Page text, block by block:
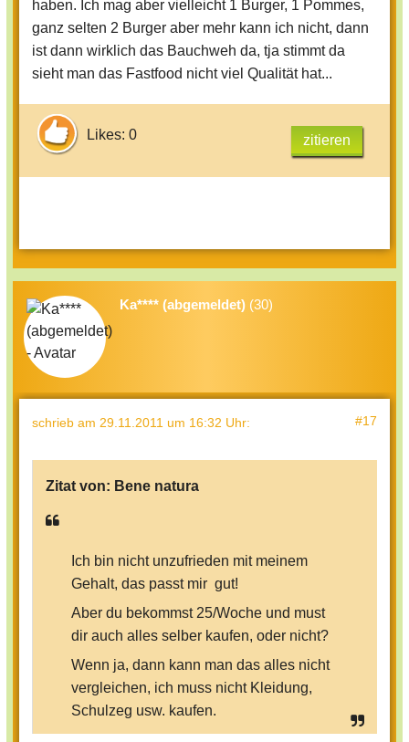
"Fastfood" gegessen habt? Seid ihr satt
oder kriegt ihr Bauchweh etc. ?
Es sieht nämlich immer extrem nach
Bauchweh aus ^^
haben. Ich mag aber vielleicht 1 Burger, 1 Pommes,
ganz selten 2 Burger aber mehr kann ich nicht, dann
ist dann wirklich das Bauchweh da, tja stimmt da
sieht man das Fastfood nicht viel Qualität hat...
Likes: 0 zitieren
Ka**** (abgemeldet) (30)
schrieb am 29.11.2011 um 16:32 Uhr: #17
Zitat von: Bene natura
Ich bin nicht unzufrieden mit meinem
Gehalt, das passt mir gut!
Aber du bekommst 25/Woche und must
dir auch alles selber kaufen, oder nicht?
Wenn ja, dann kann man das alles nicht
vergleichen, ich muss nicht Kleidung,
Schulzeg usw. kaufen.